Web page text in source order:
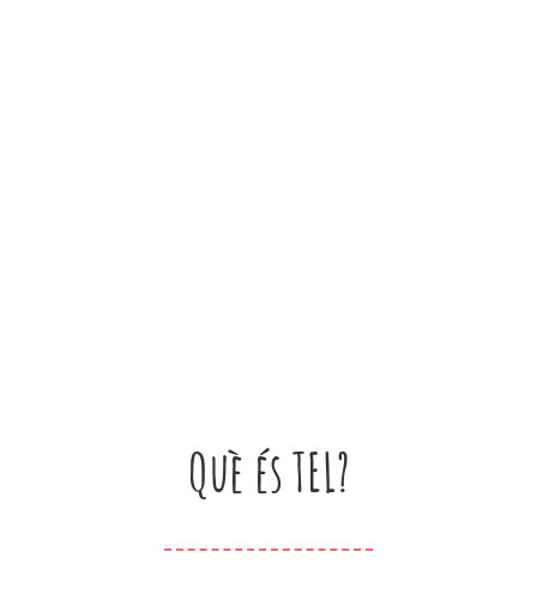
Què és TEL?